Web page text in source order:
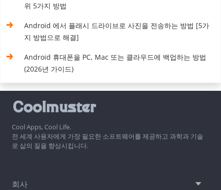
위 5가지 방법
Android 에서 플래시 드라이브로 사진을 전송하는 방법 [5가
지 방법으로 해결]
Android 휴대폰을 PC, Mac 또는 클라우드에 백업하는 방법
(2026년 가이드)
Cool Apps, Cool Life.
전 세계 사용자에게 가장 필요한 소프트웨어를 제공하고 과학과 기술
로 삶의 질을 향상시킵니다.
회사